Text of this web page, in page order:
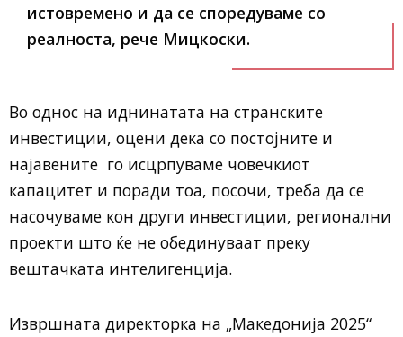
истовремено и да се споредуваме со
реалноста, рече Мицкоски.
Во однос на иднинатата на странските
инвестиции, оцени дека со постојните и
најавените го исцрпуваме човечкиот
капацитет и поради тоа, посочи, треба да се
насочуваме кон други инвестиции, регионални
проекти што ќе не обединуваат преку
вештачката интелигенција.
Извршната директорка на „Македонија 2025“